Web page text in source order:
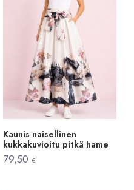
Kaunis naisellinen
kukkakuvioitu pitkä hame
79,50 €